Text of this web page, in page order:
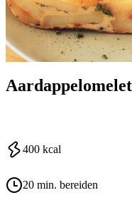
400 kcal
20 min. bereiden